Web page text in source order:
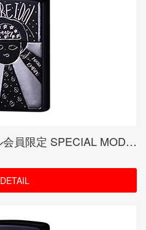
EMPiRE MAYU ロイヤル会員限定 SPECIAL MODEL (受注生産品)
DETAIL